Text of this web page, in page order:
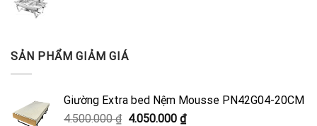
SẢN PHẨM GIẢM GIÁ
Giường Extra bed Nệm Mousse PN42G04-20CM
4.500.000₫ Giá
4.050.000 ₫Giá